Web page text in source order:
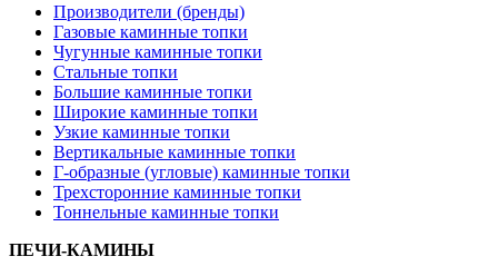
Производители (бренды)
Газовые каминные топки
Чугунные каминные топки
Стальные топки
Большие каминные топки
Широкие каминные топки
Узкие каминные топки
Вертикальные каминные топки
Г-образные (угловые) каминные топки
Трехсторонние каминные топки
Тоннельные каминные топки
ПЕЧИ-КАМИНЫ